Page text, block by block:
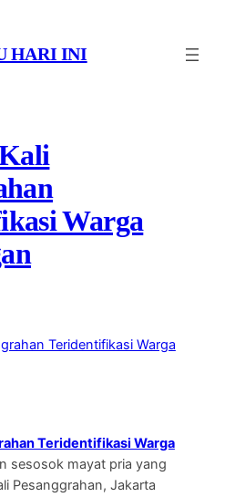
HARI INI
Warga
Teridentifikasi Warga
sesosok mayat pria yang
Pesanggrahan, Jakarta